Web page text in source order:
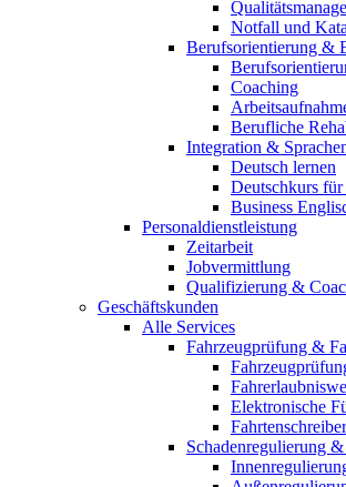
Notfall und
Berufsorientierung &
Coaching
Berufliche
Integration &
Deutsch lernen
Deutschkurs
Business
Personaldienstleistung
Zeitarbeit
Jobvermittlung
Qualifizierung &
Geschäftskunden
Alle Services
Fahrzeugprüfung &
Elektronische
Schadenregulierung